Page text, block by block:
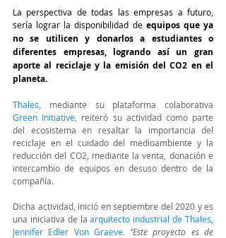
La perspectiva de todas las empresas a futuro,
sería lograr la disponibilidad de equipos que ya
no se utilicen y donarlos a estudiantes o
diferentes empresas, logrando así un gran
aporte al reciclaje y la emisión del CO2 en el
planeta.
Thales
Green Initiative
reiteró su actividad como parte
del ecosistema en resaltar la importancia del
reciclaje en el cuidado del medioambiente y la
reducción del CO2, mediante la venta, donación e
intercambio de equipos en desuso dentro de la
compañía.
Dicha actividad, inició en septiembre del 2020 y es
una iniciativa de la arquitecto industrial de Thales,
Jennifer Edler Von Graeve. “Este proyecto es de